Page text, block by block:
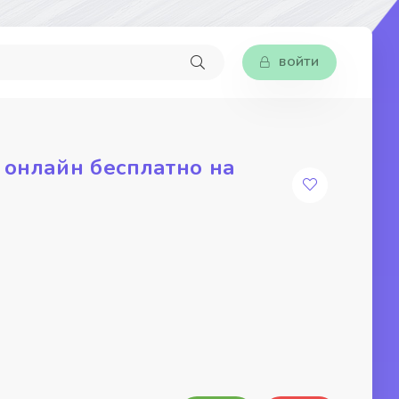
ВОЙТИ
бесплатно на